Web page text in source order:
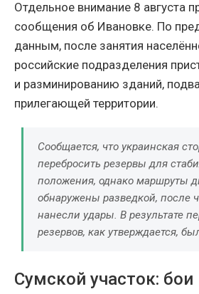
Отдельное внимание 8 августа
сообщения об Ивановке. По
данным, после занятия
российские подразделения
и разминированию зданий,
прилегающей территории.
Сообщается, что украинская
перебросить резервы для
положения, однако маршруты
обнаружены разведкой, после
нанесли удары. В результате
резервов, как утверждается,
Сумской участок: бои